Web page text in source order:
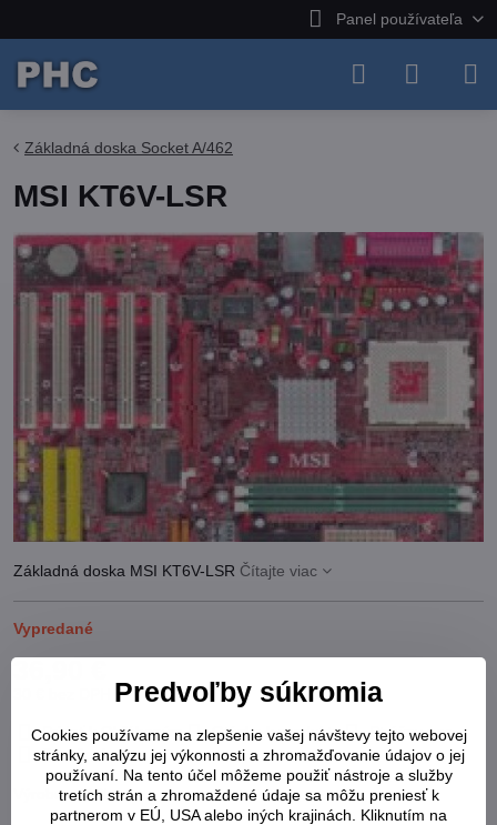
Panel používateľa
Základná doska Socket A/462
MSI KT6V-LSR
Základná doska MSI KT6V-LSR Čítajte viac
Vypredané
Pridať k Obľúbeným Otázka k produktu
Strážny pes
Doručenia
Výrobca:MSI
Predvoľby súkromia
Cookies používame na zlepšenie vašej návštevy tejto webovej
stránky, analýzu jej výkonnosti a zhromažďovanie údajov o jej
používaní. Na tento účel môžeme použiť nástroje a služby
tretích strán a zhromaždené údaje sa môžu preniesť k
partnerom v EÚ, USA alebo iných krajinách. Kliknutím na